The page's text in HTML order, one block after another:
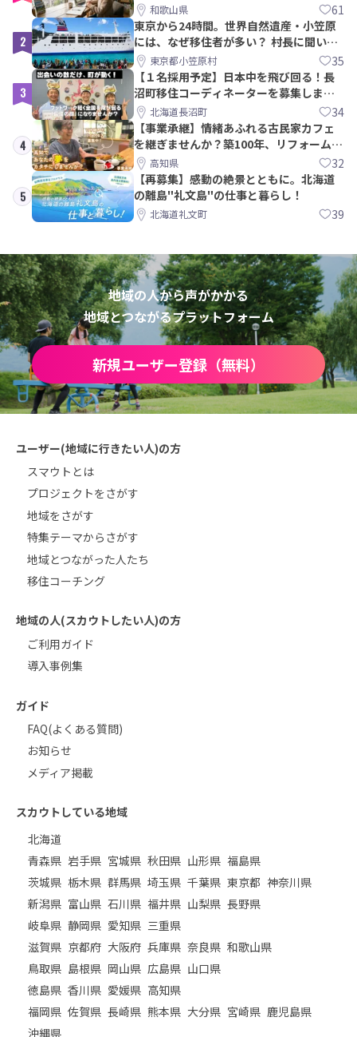
和歌山県 61
2
東京から24時間。世界自然遺産・小笠原
には、なぜ移住者が多い？ 村長に聞いて
みた東京都小笠原村 35
3
【１名採用予定】日本中を飛び回る！長
沼町移住コーディネーターを募集しま
す！北海道長沼町 34
4
【事業承継】情緒あふれる古民家カフェ
を継ぎませんか？築100年、リフォームか
ら約10年！
高知県 32
5
【再募集】感動の絶景とともに。北海道
の離島"礼文島"の仕事と暮らし！
北海道礼文町 39
地域の人から声がかかる
地域とつながるプラットフォーム
新規ユーザー登録（無料）
ユーザー(地域に行きたい人)の方
スマウトとは
プロジェクトをさがす
地域をさがす
特集テーマからさがす
地域とつながった人たち
移住コーチング
地域の人(スカウトしたい人)の方
ご利用ガイド
導入事例集
ガイド
FAQ(よくある質問)
お知らせ
メディア掲載
スカウトしている地域
北海道
青森県 岩手県 宮城県 秋田県 山形県 福島県
茨城県 栃木県 群馬県 埼玉県 千葉県 東京都 神奈川県
新潟県 富山県 石川県 福井県 山梨県 長野県
岐阜県 静岡県 愛知県 三重県
滋賀県 京都府 大阪府 兵庫県 奈良県 和歌山県
鳥取県 島根県 岡山県 広島県 山口県
徳島県 香川県 愛媛県 高知県
福岡県 佐賀県 長崎県 熊本県 大分県 宮崎県 鹿児島県
沖縄県